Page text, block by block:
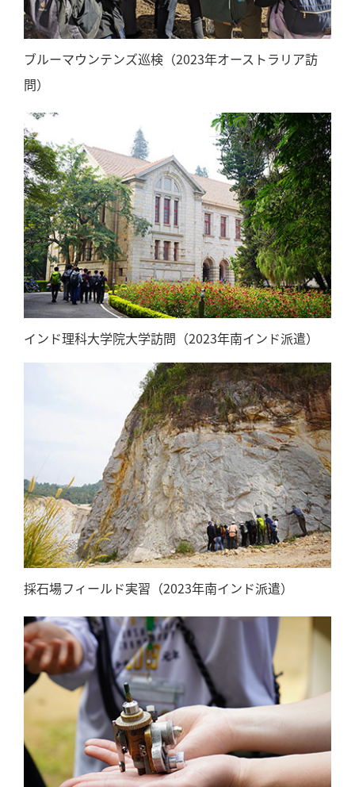
ブルーマウンテンズ巡検（2023年オーストラリア訪
問）
インド理科大学院大学訪問（2023年南インド派遣）
採石場フィールド実習（2023年南インド派遣）